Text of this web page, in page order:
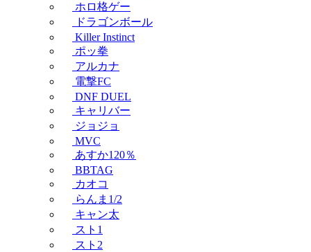
ホロ格ゲー
ドラゴンボール
Killer Instinct
ポッ拳
アルカナ
電撃FC
DNF DUEL
キャリバー
ジョジョ
MVC
あすか120％
BBTAG
カオコ
らんま1/2
キャン太
スト1
スト2